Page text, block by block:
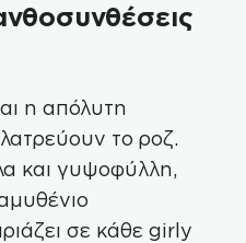
η απόλυτη
το ροζ.
και γυψοφύλλη,
σε κάθε girly